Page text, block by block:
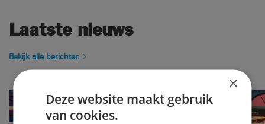
Laatste nieuws
Bekijk alle berichten
×
Deze website maakt gebruik
van cookies.